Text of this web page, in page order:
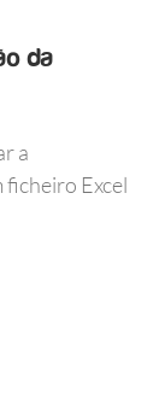
da
a
Excel